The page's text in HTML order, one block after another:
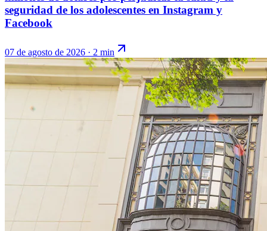
seguridad de los adolescentes en Instagram y
Facebook
07 de agosto de 2026 · 2 min